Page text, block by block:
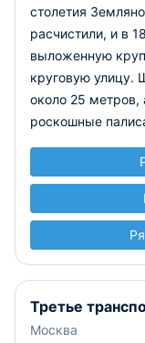
столетия
расчистили, и в
выложенную
круговую улицу.
около 25 метров,
роскошные
Третье
Москва